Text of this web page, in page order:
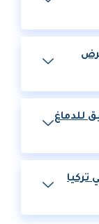
للدماغ
تركيا